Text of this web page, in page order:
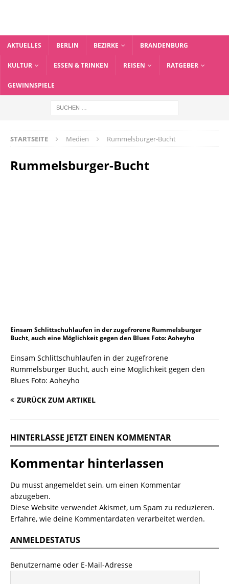
AKTUELLES BERLIN BEZIRKE BRANDENBURG
KULTUR ESSEN & TRINKEN REISEN RATGEBER
GEWINNSPIELE
STARTSEITE Medien Rummelsburger-Bucht
Rummelsburger-Bucht
Einsam Schlittschuhlaufen in der zugefrorene Rummelsburger
Bucht, auch eine Möglichkeit gegen den Blues Foto: Aoheyho
Einsam Schlittschuhlaufen in der zugefrorene
Rummelsburger Bucht, auch eine Möglichkeit gegen den
Blues Foto: Aoheyho
ZURÜCK ZUM ARTIKEL
HINTERLASSE JETZT EINEN KOMMENTAR
Kommentar hinterlassen
Du musst angemeldet sein, um einen Kommentar
abzugeben.
Diese Website verwendet Akismet, um Spam zu reduzieren.
Erfahre, wie deine Kommentardaten verarbeitet werden.
ANMELDESTATUS
Benutzername oder E-Mail-Adresse